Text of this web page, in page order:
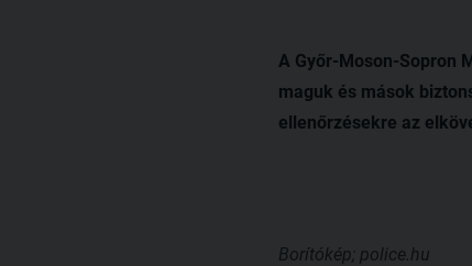
A Győr-Moson-Sopron
maguk és mások
ellenőrzésekre az
Borítókép; police.hu